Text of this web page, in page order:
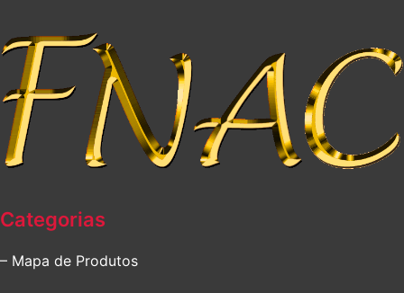
Categorias
– Mapa de Produtos